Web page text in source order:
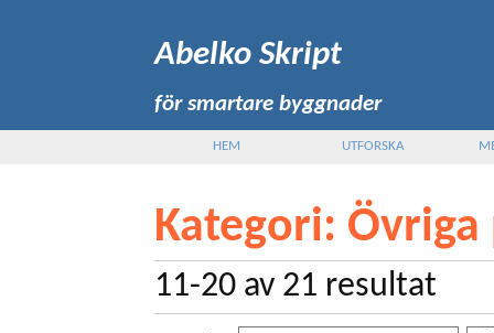
Abelko Skript
för smartare byggnader
HEM UTFORSKA
Kategori:
11-20 av 21 resultat